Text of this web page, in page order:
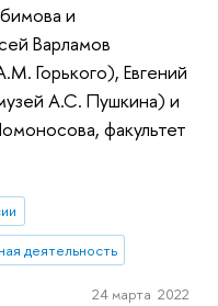
и
Варламов
Горького), Евгений
А.С. Пушкина) и
факультет
деятельность
24 марта 2022